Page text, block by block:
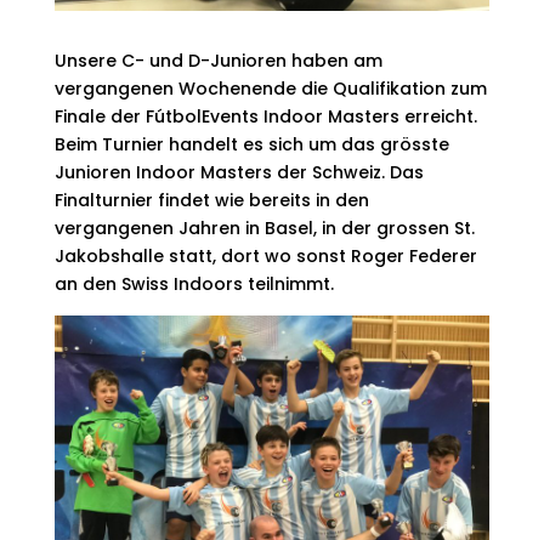
Unsere C- und D-Junioren haben am
vergangenen Wochenende die Qualifikation zum
Finale der FútbolEvents Indoor Masters erreicht.
Beim Turnier handelt es sich um das grösste
Junioren Indoor Masters der Schweiz. Das
Finalturnier findet wie bereits in den
vergangenen Jahren in Basel, in der grossen St.
Jakobshalle statt, dort wo sonst Roger Federer
an den Swiss Indoors teilnimmt.